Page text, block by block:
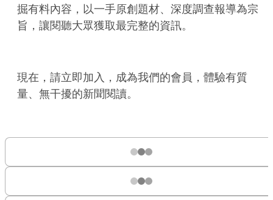
掘有料內容，以一手原創題材、深度調查報導為宗
旨，讓閱聽大眾獲取最完整的資訊。
現在，請立即加入，成為我們的會員，體驗有質
量、無干擾的新聞閱讀。